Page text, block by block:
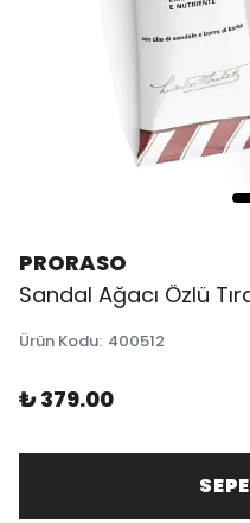
PRORASO
Sandal Ağacı Özlü
Ürün Kodu: 400512
₺ 379.00